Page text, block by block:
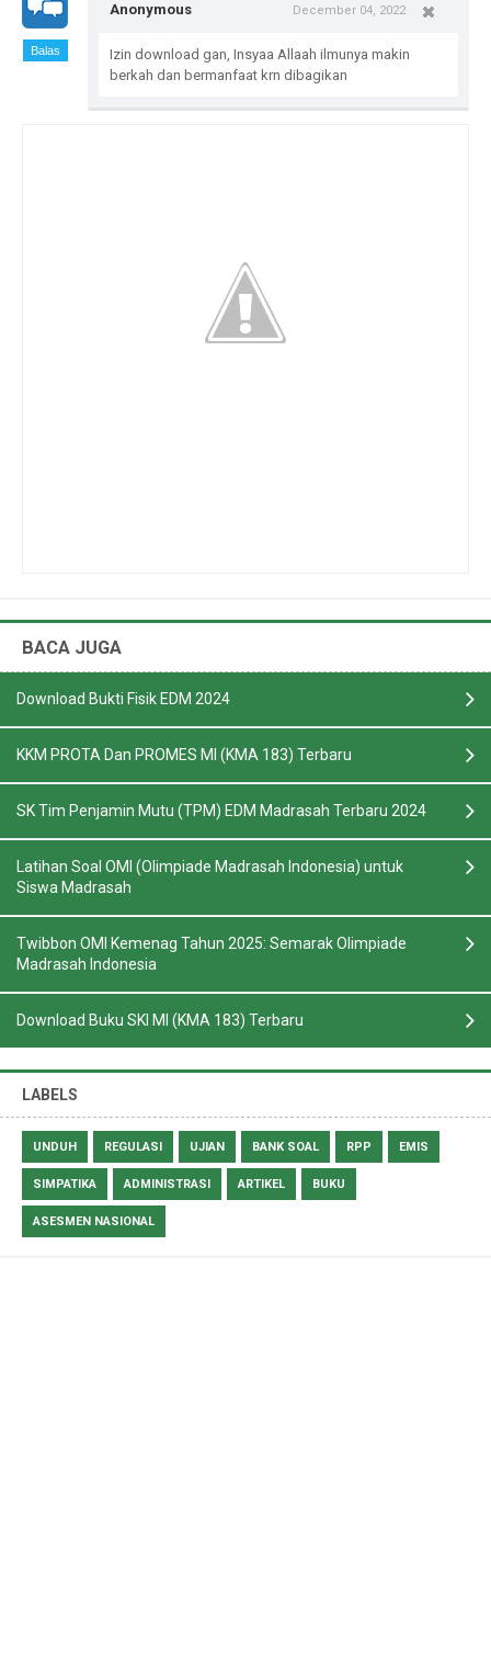
Balas
Anonymous December 04, 2022
Izin download gan, Insyaa Allaah ilmunya makin
berkah dan bermanfaat krn dibagikan
BACA JUGA
Download Bukti Fisik EDM 2024
KKM PROTA Dan PROMES MI (KMA 183) Terbaru
SK Tim Penjamin Mutu (TPM) EDM Madrasah Terbaru 2024
Latihan Soal OMI (Olimpiade Madrasah Indonesia) untuk
Siswa Madrasah
Twibbon OMI Kemenag Tahun 2025: Semarak Olimpiade
Madrasah Indonesia
Download Buku SKI MI (KMA 183) Terbaru
LABELS
UNDUH REGULASI UJIAN BANK SOAL RPP EMIS
SIMPATIKA ADMINISTRASI ARTIKEL BUKU
ASESMEN NASIONAL